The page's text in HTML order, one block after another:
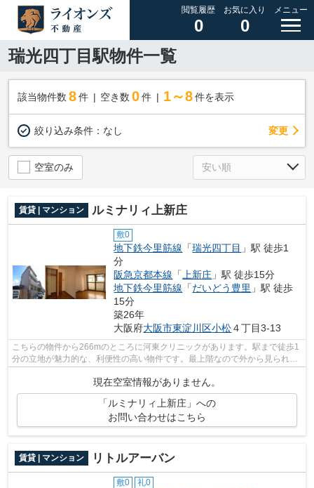
閲覧履歴
0
お気に入り
0
メニュー
瑞光四丁目駅物件一覧
該当物件数 8件 空き数 0 件 1～8 件を表示
絞り込み条件： なし 変更
空室のみ
賃貸 | マンション ルミナリィ上新庄
敷0
地下鉄今里筋線 「瑞光四丁目 」駅 徒歩1
分
阪急京都本線 「上新庄 」駅 徒歩15分
地下鉄今里筋線 「だいどう豊里 」駅 徒歩
15分
築26年
大阪府大阪市東淀川区小松４丁目3-13
こちらの物件から266mのところに河東クリニックがあります。駅まで徒歩1
分の立地が魅力的な、利便性の高い物件です。最上階なので外から見られる
現在空室情報がありません。
「ルミナリィ上新庄」への
お問い合わせはこちら
賃貸 | マンション リトルアーバン
敷0 礼0